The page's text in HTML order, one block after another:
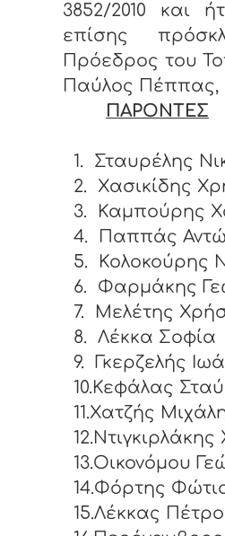
3852/2010 και
επίσης
Πρόεδρος του
Παύλος Πέππας,
ΠΑΡΟΝΤΕΣ
1.
Σταυρέλης
2.
Χασικίδης
3.
Καμπούρης
4.
Παππάς
5.
Κολοκούρης
6.
Φαρμάκης
7.
Μελέτης
8.
Λέκκα Σοφία
9.
Γκερζελής
10.Κεφάλας
11.Χατζής
13.Οικονόμου
14.Φόρτης
15.Λέκκας